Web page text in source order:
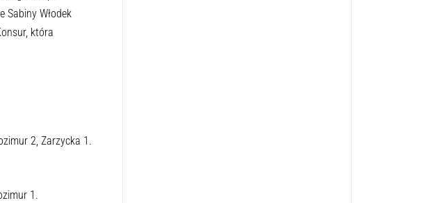
Sabiny Włodek
która
2, Zarzycka 1.
1.